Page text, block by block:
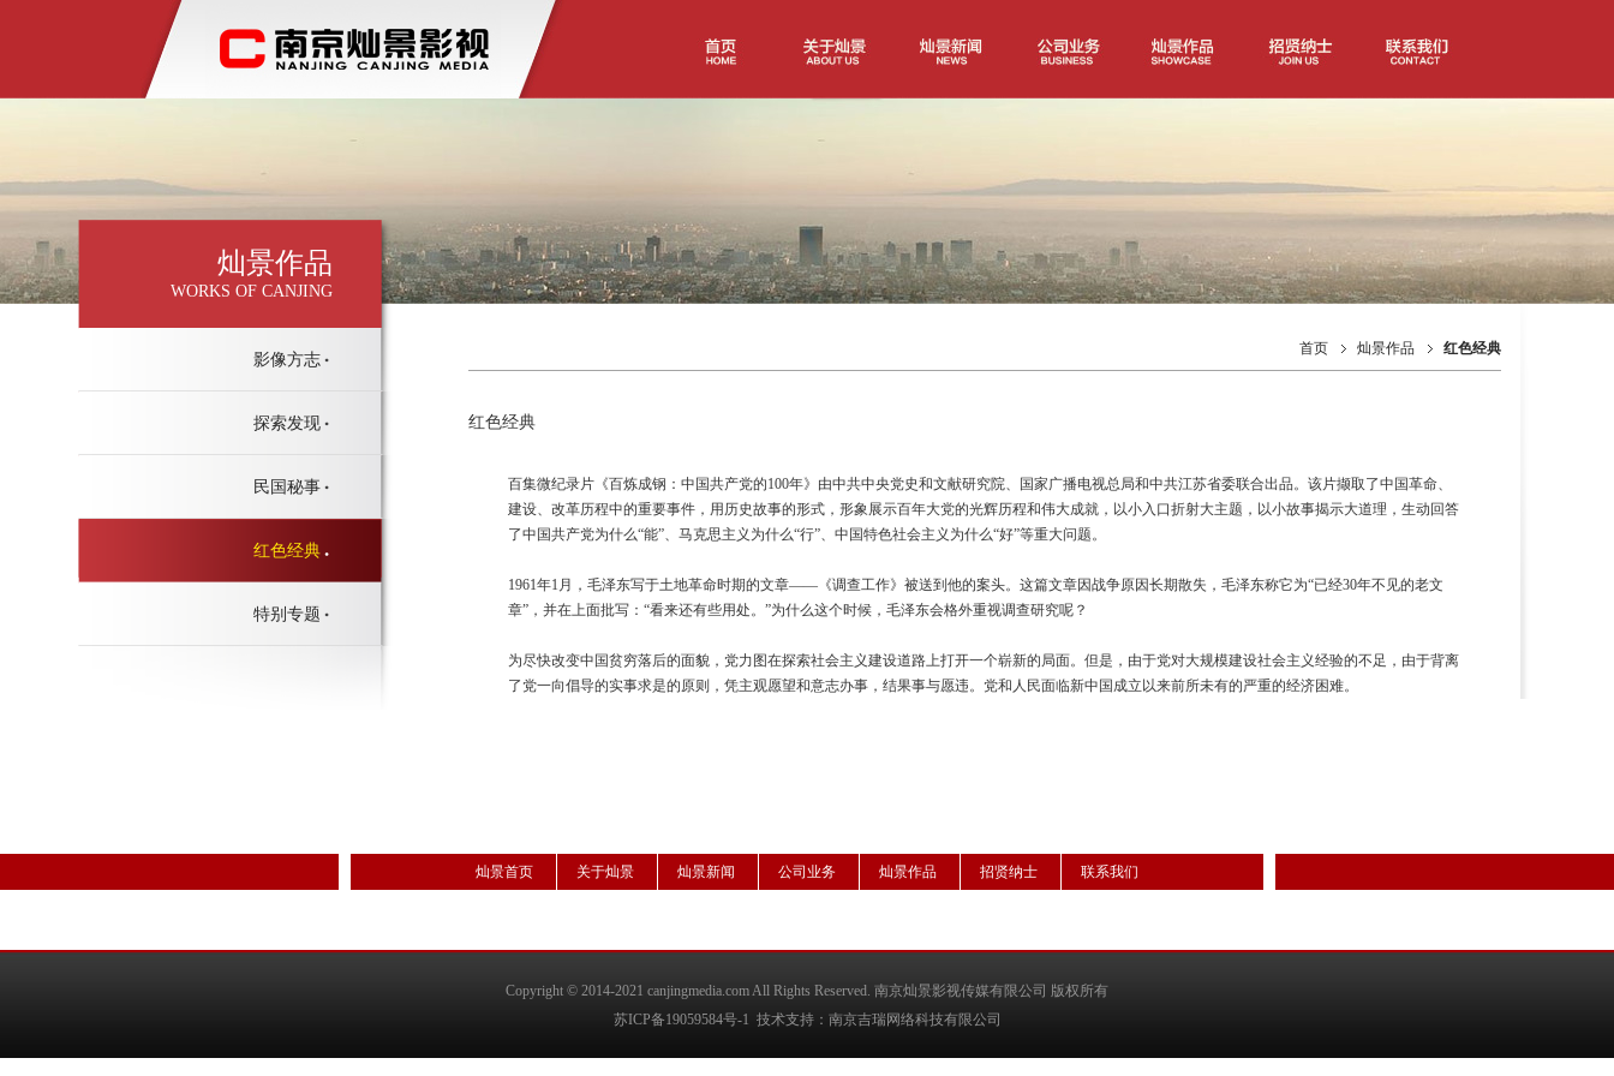
灿景作品
WORKS OF CANJING
影像方志
探索发现
民国秘事
红色经典
特别专题
首页 灿景作品 红色经典
红色经典
百集微纪录片《百炼成钢：中国共产党的100年》由中共中央党史和文献研究院、国家广播电视总局和中共江苏省委联合出品。该片撷取了中国革命、
建设、改革历程中的重要事件，用历史故事的形式，形象展示百年大党的光辉历程和伟大成就，以小入口折射大主题，以小故事揭示大道理，生动回答
了中国共产党为什么“能”、马克思主义为什么“行”、中国特色社会主义为什么“好”等重大问题。
1961年1月，毛泽东写于土地革命时期的文章——《调查工作》被送到他的案头。这篇文章因战争原因长期散失，毛泽东称它为“已经30年不见的老文
章”，并在上面批写：“看来还有些用处。”为什么这个时候，毛泽东会格外重视调查研究呢？
为尽快改变中国贫穷落后的面貌，党力图在探索社会主义建设道路上打开一个崭新的局面。但是，由于党对大规模建设社会主义经验的不足，由于背离
了党一向倡导的实事求是的原则，凭主观愿望和意志办事，结果事与愿违。党和人民面临新中国成立以来前所未有的严重的经济困难。
灿景首页 关于灿景 灿景新闻 公司业务 灿景作品 招贤纳士 联系我们
Copyright © 2014-2021 canjingmedia.comAll Rights Reserved. 南京灿景影视传媒有限公司 版权所有
苏ICP备19059584号-1 技术支持： 南京吉瑞网络科技有限公司